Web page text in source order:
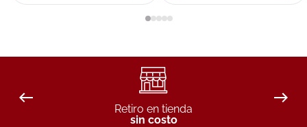
Retiro en tienda
sin costo